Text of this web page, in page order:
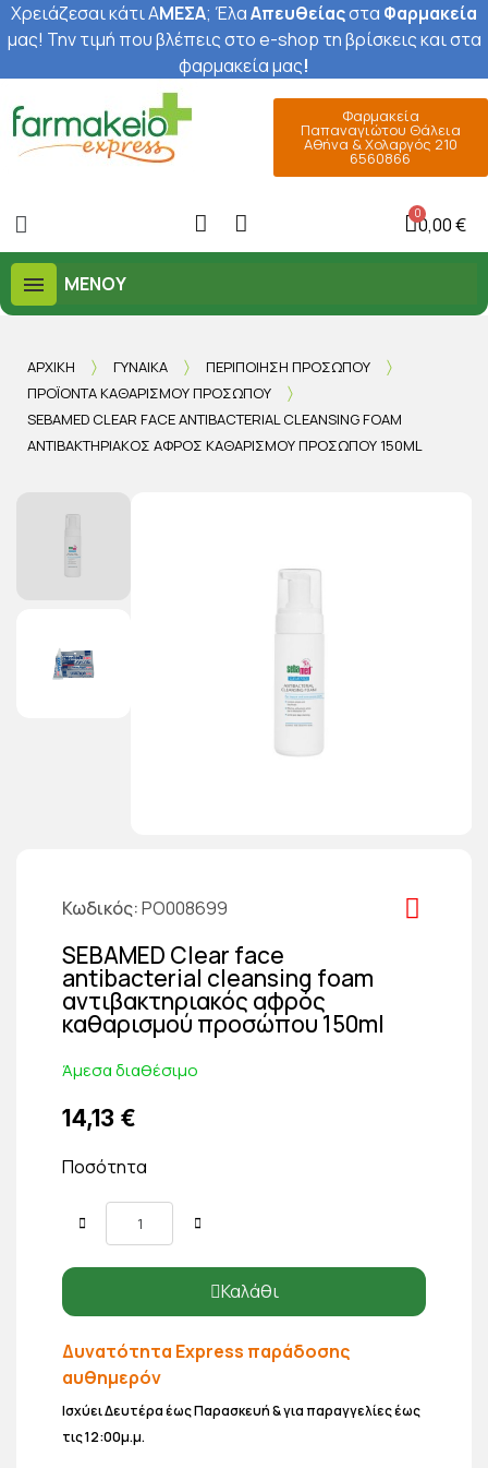
Χρειάζεσαι κάτι ΑΜΕΣΑ; ΈλαΑπευθείαςστα Φαρμακεία
μας! Την τιμή που βλέπεις στο e-shop τη βρίσκεις και στα
φαρμακεία μας!
Φαρμακεία
Παπαναγιώτου Θάλεια
Αθήνα & Χολαργός 210
6560866
0,00 €
ΜΕΝΟΎ
ΑΡΧΙΚΉ ΓΥΝΑΊΚΑ
ΠΕΡΙΠΟΊΗΣΗ ΠΡΟΣΏΠΟΥ
ΠΡΟΪΌΝΤΑ ΚΑΘΑΡΙΣΜΟΎ ΠΡΟΣΏΠΟΥ
SEBAMED CLEAR FACE ANTIBACTERIAL CLEANSING FOAM
ΑΝΤΙΒΑΚΤΗΡΙΑΚΌΣ ΑΦΡΌΣ ΚΑΘΑΡΙΣΜΟΎ ΠΡΟΣΏΠΟΥ 150ML
Κωδικός PO008699
SEBAMED Clear face
antibacterial cleansing foam
αντιβακτηριακός αφρός
καθαρισμού προσώπου 150ml
Άμεσα διαθέσιμο
14,13 €
Ποσότητα
Καλάθι
Δυνατότητα Express παράδοσης
αυθημερόν
Ισχύει Δευτέρα έως Παρασκευή & για παραγγελίες έως
τις 12:00μ.μ.